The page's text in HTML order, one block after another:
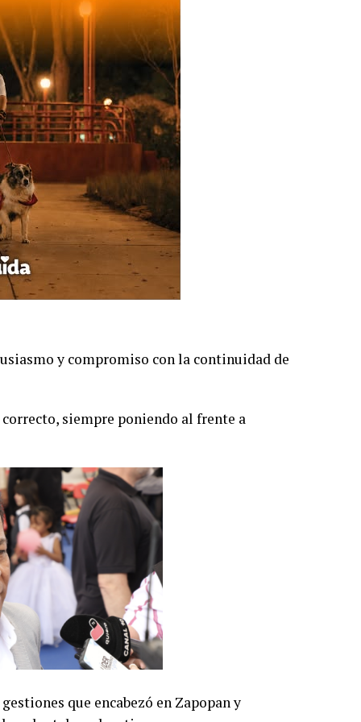
y compromiso con la continuidad de
siempre poniendo al frente a
que encabezó en Zapopan y